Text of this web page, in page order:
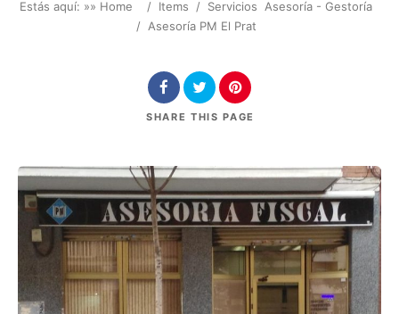
Estás aquí: »» Home / Items / Servicios
Asesoría - Gestoría
/ Asesoría PM El Prat
SHARE THIS PAGE